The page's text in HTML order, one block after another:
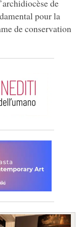
de
pour la
de conservation